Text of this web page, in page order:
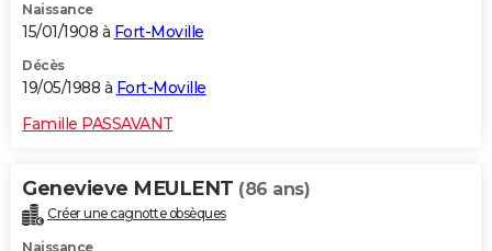
Naissance
15/01/1908 à Fort-Moville
Décès
19/05/1988 à Fort-Moville
Famille PASSAVANT
Genevieve MEULENT (86 ans)
Créer une cagnotte obsèques
Naissance